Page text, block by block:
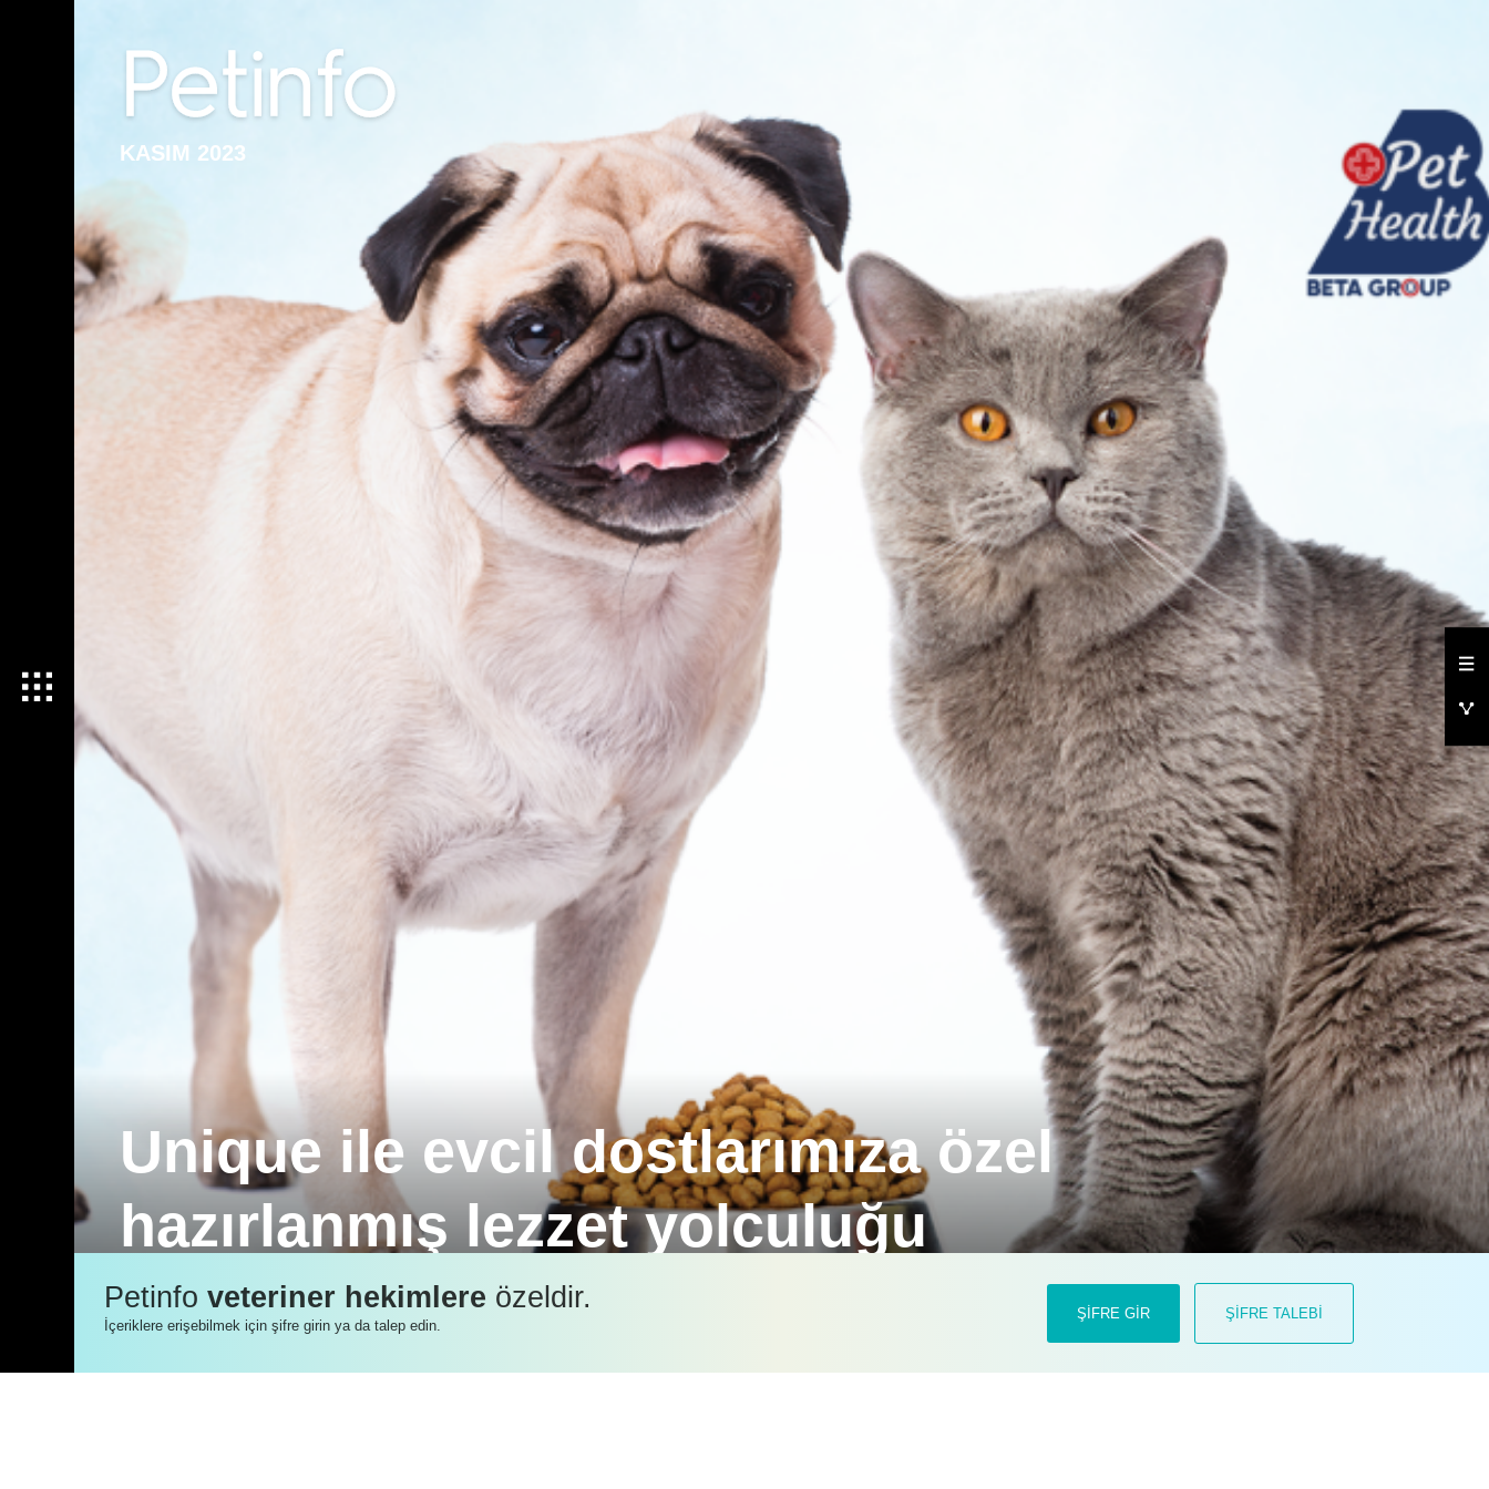
KASIM 2023
Unique ile evcil dostlarımıza özel
hazırlanmış lezzet yolculuğu
Bu ay, Antalya bölgesinde görev yapan klinik veteriner hekimlerimizle bir araya gelerek, Unique mamaların sağlıklı ve kaliteli
içeriğini ele alıyoruz.
Petinfoveteriner hekimlere özeldir.
İçeriklere erişebilmek için şifre girin ya da talep edin.
ŞİFRE GİR ŞİFRE TALEBİ